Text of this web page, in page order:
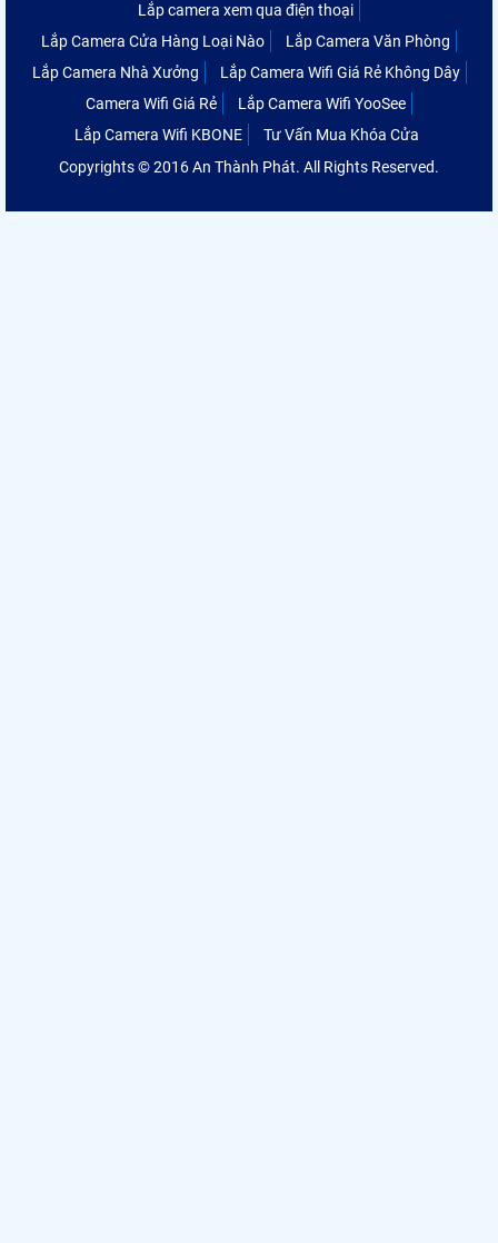
Lắp camera xem qua điện thoại
Lắp Camera Cửa Hàng Loại Nào
Lắp Camera Văn Phòng
Lắp Camera Nhà Xưởng
Lắp Camera Wifi Giá Rẻ Không Dây
Camera Wifi Giá Rẻ
Lắp Camera Wifi YooSee
Lắp Camera Wifi KBONE
Tư Vấn Mua Khóa Cửa
Copyrights © 2016 An Thành Phát. All Rights Reserved.